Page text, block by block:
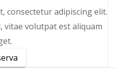
consectetur adipiscing elit.
vitae volutpat est aliquam